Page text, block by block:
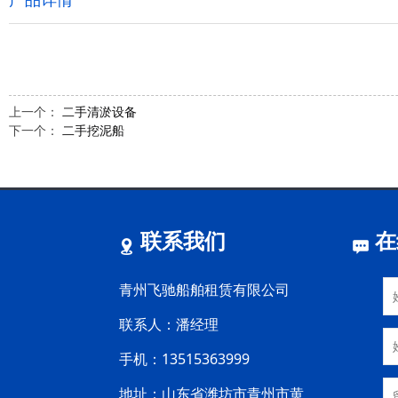
上一个： 二手清淤设备
下一个： 二手挖泥船
联系我们
青州飞驰船舶租赁有限公司
联系人：潘经理
手机：13515363999
地址：山东省潍坊市青州市黄